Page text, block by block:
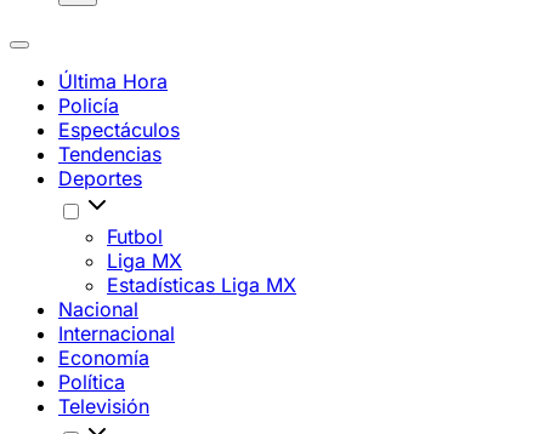
Última Hora
Policía
Espectáculos
Tendencias
Deportes
Futbol
Liga MX
Estadísticas Liga MX
Nacional
Internacional
Economía
Política
Televisión